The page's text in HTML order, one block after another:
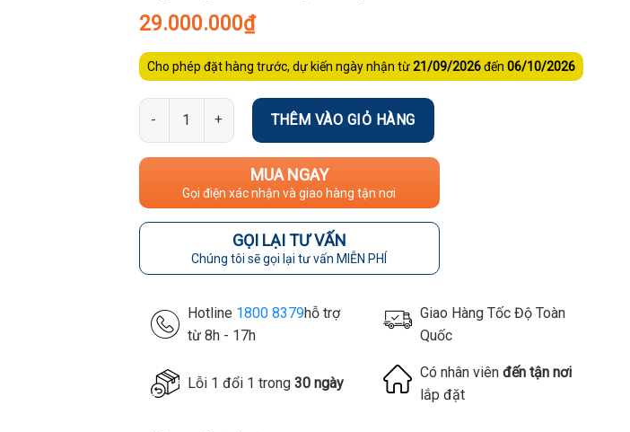
29.000.000₫
Cho phép đặt hàng trước, dự kiến ngày nhận từ21/09/2026đến 06/10/2026
Số lượng
THÊM VÀO GIỎ HÀNG
MUA NGAY
Gọi điện xác nhận và giao hàng tận nơi
GỌI LẠI TƯ VẤN
Chúng tôi sẽ gọi lại tư vấn MIỄN PHÍ
Hotline 1800 8379hỗ trợ
từ 8h - 17h
Giao Hàng Tốc Độ Toàn
Quốc
Lỗi 1 đổi 1 trong30 ngày
Có nhân viên đến tận nơi
lắp đặt